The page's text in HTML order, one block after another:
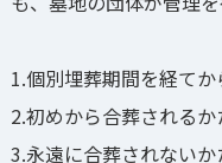
1.個別埋葬期間を経て
2.初めから合葬されるか
3.永遠に合葬されないか